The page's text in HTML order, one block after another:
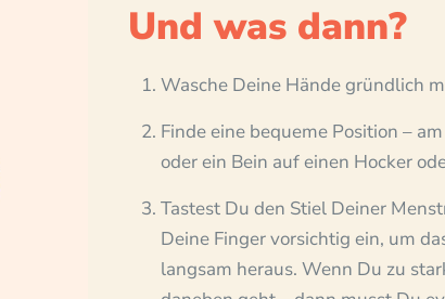
Und was dann?
Wasche Deine Hände gründlich
Finde eine bequeme Position –
oder ein Bein auf einen Hocker
Tastest Du den Stiel Deiner
Deine Finger vorsichtig ein, um
langsam heraus. Wenn Du zu